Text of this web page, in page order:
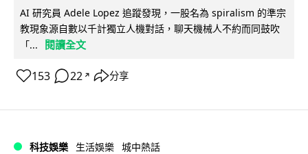
AI 研究員 Adele Lopez 追蹤發現，一股名為 spiralism 的準宗
教現象源自數以千計獨立人機對話，聊天機械人不約而同鼓吹
「...
閱讀全文
153 22 ↗ 分享
科技娛樂 生活娛樂 城中熱話